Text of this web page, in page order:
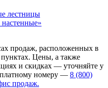
продаж, расположенных в
Цены, а также
и скидках — уточняйте у
номеру — 8 (800)
продаж.